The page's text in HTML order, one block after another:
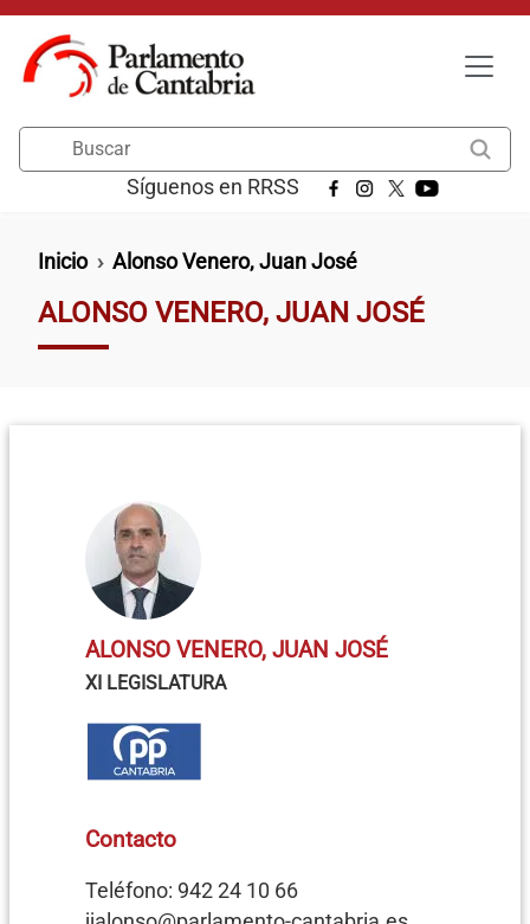
Pasar al contenido principal
Síguenos en RRSS
Ruta de navegación
Inicio Alonso Venero, Juan José
ALONSO VENERO, JUAN JOSÉ
ALONSO VENERO, JUAN JOSÉ
XI LEGISLATURA
Contacto
Teléfono: 942 24 10 66